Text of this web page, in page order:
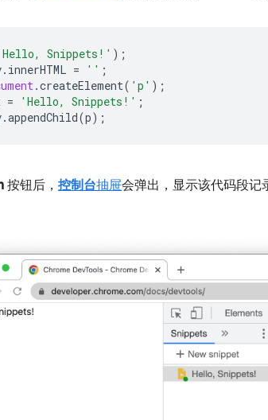
Snippets!' );
. innerHTML = '' ;
.createElement( 'p' );
= 'Hello, Snippets!' ;
.appendChild(p);
按钮后， 控制台抽屉会弹出，显示该代码段记